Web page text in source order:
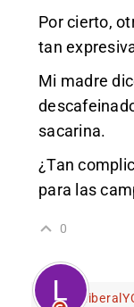
Por cierto,
tan
Mi madre
sacarina.
¿Tan
para las
0